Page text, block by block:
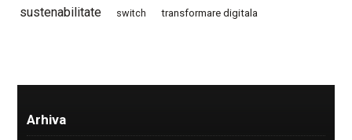
sustenabilitate switch transformare digitala
Arhiva